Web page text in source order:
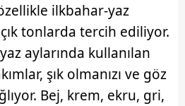
ilkbahar-yaz
tonlarda tercih ediliyor.
aylarında kullanılan
şık olmanızı ve göz
Bej, krem, ekru, gri,